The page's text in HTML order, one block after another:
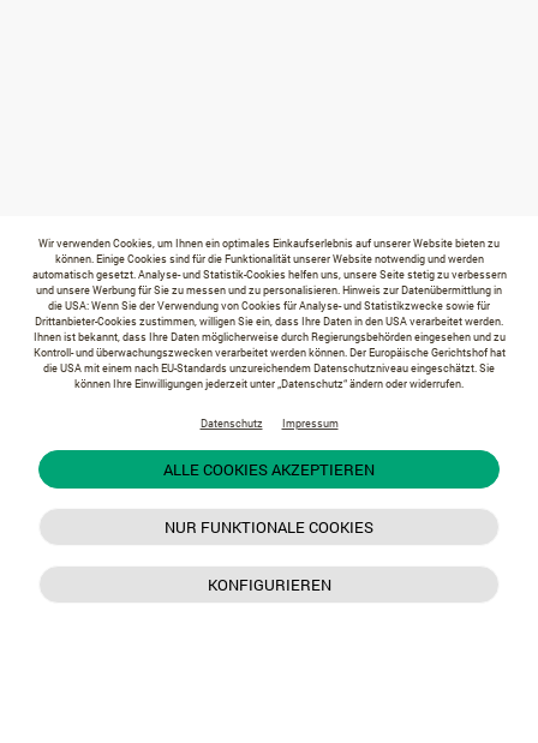
Wir verwenden Cookies, um Ihnen ein optimales Einkaufserlebnis auf unserer Website bieten zu
können. Einige Cookies sind für die Funktionalität unserer Website notwendig und werden
automatisch gesetzt. Analyse- und Statistik-Cookies helfen uns, unsere Seite stetig zu verbessern
und unsere Werbung für Sie zu messen und zu personalisieren. Hinweis zur Datenübermittlung in
die USA: Wenn Sie der Verwendung von Cookies für Analyse- und Statistikzwecke sowie für
Drittanbieter-Cookies zustimmen, willigen Sie ein, dass Ihre Daten in den USA verarbeitet werden.
Ihnen ist bekannt, dass Ihre Daten möglicherweise durch Regierungsbehörden eingesehen und zu
Kontroll- und überwachungszwecken verarbeitet werden können. Der Europäische Gerichtshof hat
die USA mit einem nach EU-Standards unzureichendem Datenschutzniveau eingeschätzt. Sie
können Ihre Einwilligungen jederzeit unter „Datenschutz“ ändern oder widerrufen.
Datenschutz Impressum
ALLE COOKIES AKZEPTIEREN
NUR FUNKTIONALE COOKIES
KONFIGURIEREN